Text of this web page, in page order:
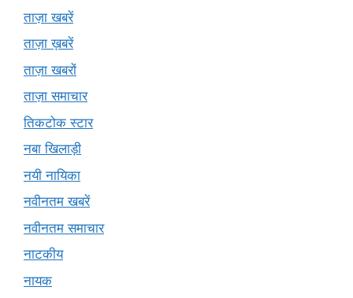
ताज़ा खबरें
ताज़ा ख़बरें
ताज़ा खबरों
ताज़ा समाचार
तिकटोक स्टार
नबा खिलाड़ी
नयी नायिका
नवीनतम खबरें
नवीनतम समाचार
नाटकीय
नायक